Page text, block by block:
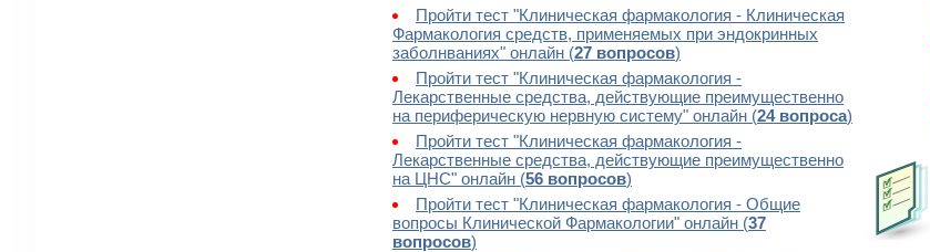
Пройти тест "Клиническая фармакология - Клиническая
Фармакология средств, применяемых при эндокринных
заболнваниях" онлайн (27 вопросов)
Пройти тест "Клиническая фармакология -
Лекарственные средства, действующие преимущественно
на периферическую нервную систему" онлайн (24 вопроса)
Пройти тест "Клиническая фармакология -
Лекарственные средства, действующие преимущественно
на ЦНС" онлайн (56 вопросов)
Пройти тест "Клиническая фармакология - Общие
вопросы Клинической Фармакологии" онлайн (37
вопросов)